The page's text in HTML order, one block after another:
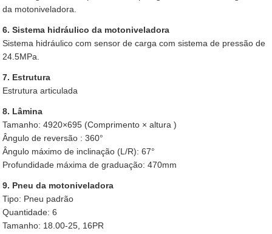
da motoniveladora.
6. Sistema hidráulico da motoniveladora
Sistema hidráulico com sensor de carga com sistema de pressão de
24.5MPa.
7. Estrutura
Estrutura articulada
8. Lâmina
Tamanho: 4920×695 (Comprimento × altura )
Ângulo de reversão : 360°
Ângulo máximo de inclinação (L/R): 67°
Profundidade máxima de graduação: 470mm
9. Pneu da motoniveladora
Tipo: Pneu padrão
Quantidade: 6
Tamanho: 18.00-25, 16PR